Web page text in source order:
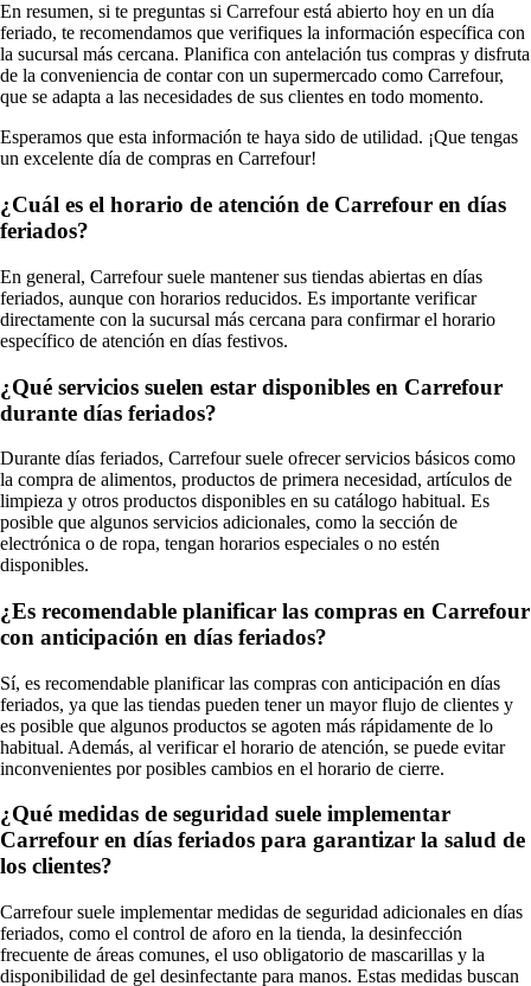
En resumen, si te preguntas si Carrefour está abierto hoy en un día
feriado, te recomendamos que verifiques la información específica con
la sucursal más cercana. Planifica con antelación tus compras y disfruta
de la conveniencia de contar con un supermercado como Carrefour,
que se adapta a las necesidades de sus clientes en todo momento.
Esperamos que esta información te haya sido de utilidad. ¡Que tengas
un excelente día de compras en Carrefour!
¿Cuál es el horario de atención de Carrefour en días
feriados?
En general, Carrefour suele mantener sus tiendas abiertas en días
feriados, aunque con horarios reducidos. Es importante verificar
directamente con la sucursal más cercana para confirmar el horario
específico de atención en días festivos.
¿Qué servicios suelen estar disponibles en Carrefour
durante días feriados?
Durante días feriados, Carrefour suele ofrecer servicios básicos como
la compra de alimentos, productos de primera necesidad, artículos de
limpieza y otros productos disponibles en su catálogo habitual. Es
posible que algunos servicios adicionales, como la sección de
electrónica o de ropa, tengan horarios especiales o no estén
disponibles.
¿Es recomendable planificar las compras en Carrefour
con anticipación en días feriados?
Sí, es recomendable planificar las compras con anticipación en días
feriados, ya que las tiendas pueden tener un mayor flujo de clientes y
es posible que algunos productos se agoten más rápidamente de lo
habitual. Además, al verificar el horario de atención, se puede evitar
inconvenientes por posibles cambios en el horario de cierre.
¿Qué medidas de seguridad suele implementar
Carrefour en días feriados para garantizar la salud de
los clientes?
Carrefour suele implementar medidas de seguridad adicionales en días
feriados, como el control de aforo en la tienda, la desinfección
frecuente de áreas comunes, el uso obligatorio de mascarillas y la
disponibilidad de gel desinfectante para manos. Estas medidas buscan